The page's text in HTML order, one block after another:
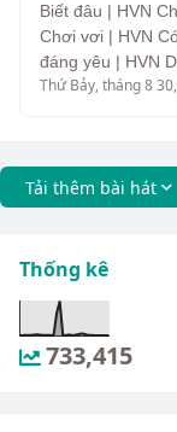
Biết đâu | HVN
Chơi vơi | HVN
đáng yêu | HVN
Thứ Bảy, tháng 8
Tải thêm bài hát
Thống kê
733,415